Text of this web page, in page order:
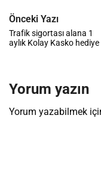
Önceki Yazı
Trafik sigortası alana 1
aylık Kolay Kasko hediye
Yorum yazın
Yorum yazabilmek